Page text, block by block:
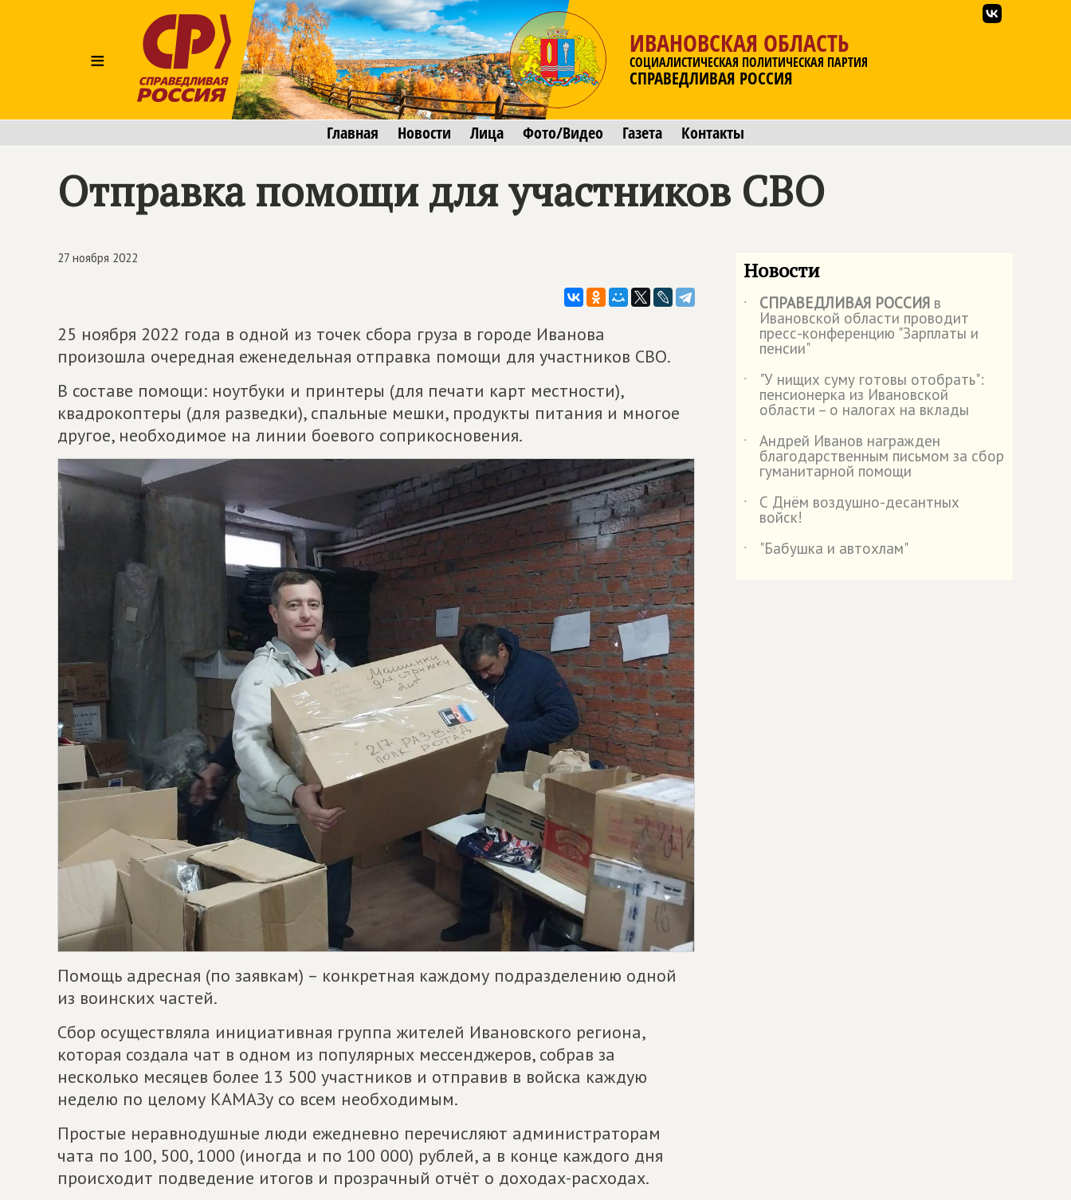
≡
ИВАНОВСКАЯ ОБЛАСТЬ
СОЦИАЛИСТИЧЕСКАЯ ПОЛИТИЧЕСКАЯ ПАРТИЯ
СПРАВЕДЛИВАЯ РОССИЯ
Главная Новости Лица Фото/Видео Газета Контакты
Отправка помощи для участников СВО
27 ноября 2022
25 ноября 2022 года в одной из точек сбора груза в городе Иванова
произошла очередная еженедельная отправка помощи для участников СВО.
В составе помощи: ноутбуки и принтеры (для печати карт местности),
квадрокоптеры (для разведки), спальные мешки, продукты питания и многое
другое, необходимое на линии боевого соприкосновения.
Помощь адресная (по заявкам) – конкретная каждому подразделению одной
из воинских частей.
Сбор осуществляла инициативная группа жителей Ивановского региона,
которая создала чат в одном из популярных мессенджеров, собрав за
несколько месяцев более 13 500 участников и отправив в войска каждую
неделю по целому КАМАЗу со всем необходимым.
Простые неравнодушные люди ежедневно перечисляют администраторам
чата по 100, 500, 1000 (иногда и по 100 000) рублей, а в конце каждого дня
происходит подведение итогов и прозрачный отчёт о доходах-расходах.
Новости
˙ СПРАВЕДЛИВАЯ РОССИЯ в
Ивановской области проводит
пресс-конференцию "Зарплаты и
пенсии"
˙
"У нищих суму готовы отобрать":
пенсионерка из Ивановской
области – о налогах на вклады
˙
Андрей Иванов награжден
благодарственным письмом за сбор
гуманитарной помощи
˙
С Днём воздушно-десантных
войск!
˙
"Бабушка и автохлам"